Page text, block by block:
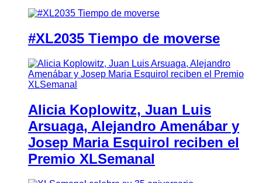
#XL2035 Tiempo de moverse
Alicia Koplowitz, Juan Luis
Arsuaga, Alejandro Amenábar y
Josep Maria Esquirol reciben el
Premio XLSemanal